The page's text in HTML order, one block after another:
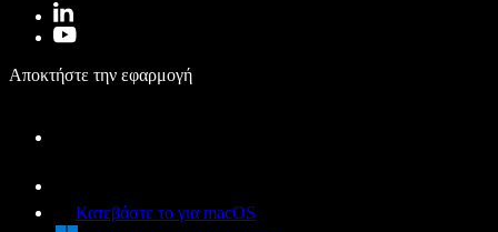
Αποκτήστε την εφαρμογή
Κατεβάστε το για macOS